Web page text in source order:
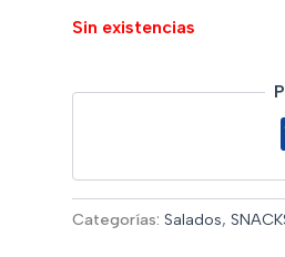
Sin existencias
Categorías: Salados,